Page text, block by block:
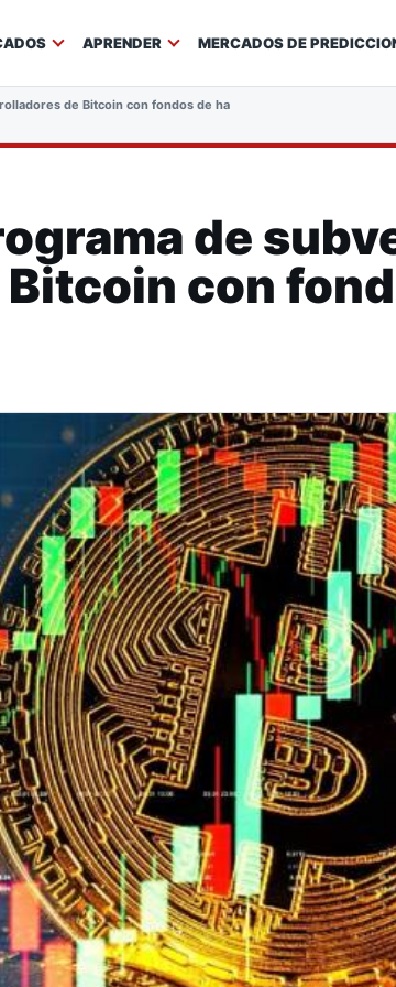
APRENDER MERCADOS DE
de Bitcoin con fondos de hasta $250,000
de
con